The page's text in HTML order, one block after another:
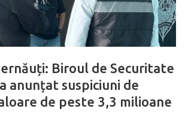
Biroul de Securitate
anunțat suspiciuni de
de peste 3,3 milioane